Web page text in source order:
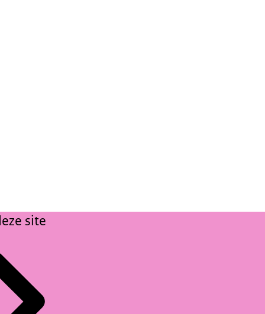
site